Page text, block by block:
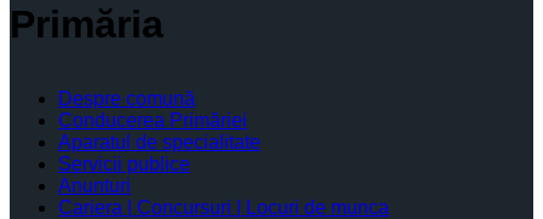
Primăria
Despre comună
Conducerea Primăriei
Aparatul de specialitate
Servicii publice
Anunturi
Cariera | Concursuri | Locuri de munca